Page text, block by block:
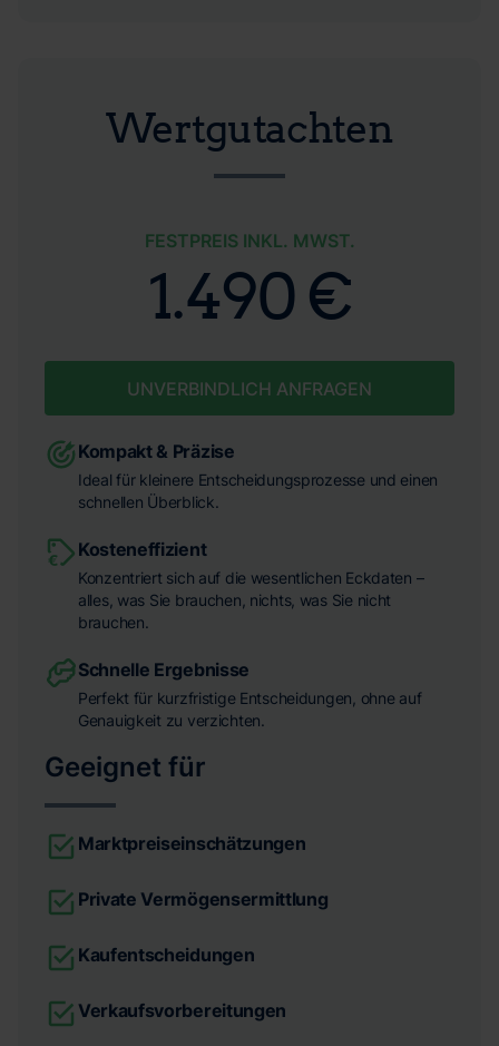
Wertgutachten
FESTPREIS INKL. MWST.
1.490 €
UNVERBINDLICH ANFRAGEN
Kompakt & Präzise
Ideal für kleinere Entscheidungsprozesse und einen
schnellen Überblick.
Kosteneffizient
Konzentriert sich auf die wesentlichen Eckdaten –
alles, was Sie brauchen, nichts, was Sie nicht
brauchen.
Schnelle Ergebnisse
Perfekt für kurzfristige Entscheidungen, ohne auf
Genauigkeit zu verzichten.
Geeignet für
Marktpreiseinschätzungen
Private Vermögensermittlung
Kaufentscheidungen
Verkaufsvorbereitungen